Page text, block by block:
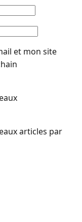
et mon site
articles par